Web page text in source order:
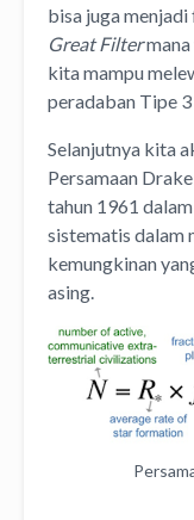
bisa juga
Great Filtermana
kita mampu
peradaban Tipe
Selanjutnya kita
Persamaan
tahun 1961
sistematis dalam
kemungkinan
asing.